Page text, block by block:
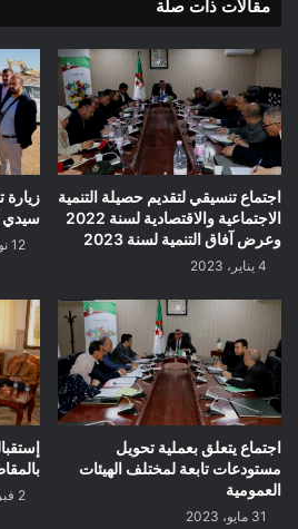
مقالات ذات صلة
اجتماع تنسيقي لتقديم حصيلة التنمية
الاجتماعية والاقتصادية لسنة 2022
وعرض آفاق التنمية لسنة 2023
4 يناير، 2023
زيارة
سيدي
12 نوفمبر، 2023
اجتماع يتعلق بعملية تحويل
مستودعات تابعة لمختلف الهيئات
العمومية
31 مايو، 2023
2 فبراير، 2026